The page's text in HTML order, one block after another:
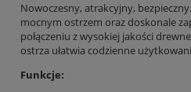
Nowoczesny, atrakcyjny,
mocnym ostrzem oraz doskonale
połączeniu z wysokiej jakości
ostrza ułatwia codzienne
Funkcje: